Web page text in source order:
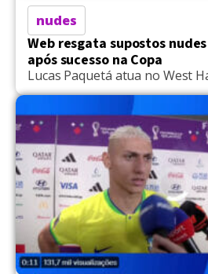
nudes
Web resgata supostos
após sucesso na Copa
Lucas Paquetá atua no West